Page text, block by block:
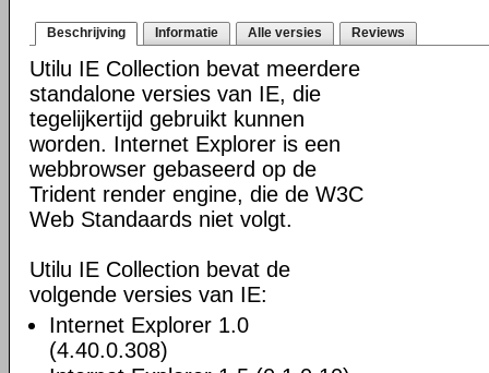
Beschrijving Informatie Alle versies Reviews
Utilu IE Collection bevat meerdere
standalone versies van IE, die
tegelijkertijd gebruikt kunnen
worden. Internet Explorer is een
webbrowser gebaseerd op de
Trident render engine, die de W3C
Web Standaards niet volgt.
Utilu IE Collection bevat de
volgende versies van IE:
Internet Explorer 1.0
(4.40.0.308)